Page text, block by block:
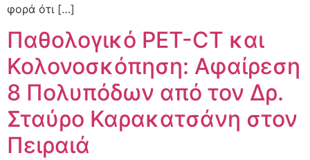
φορά ότι […]
Παθολογικό PET-CT και
Κολονοσκόπηση: Αφαίρεση
8 Πολυπόδων από τον Δρ.
Σταύρο Καρακατσάνη στον
Πειραιά